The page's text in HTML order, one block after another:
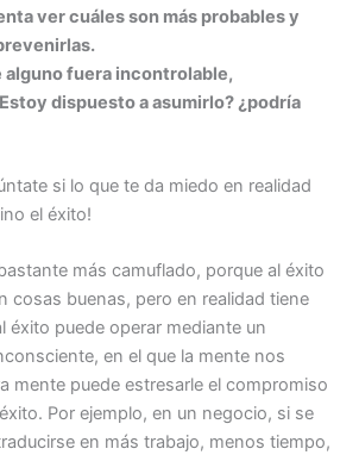
ver cuáles son más probables y
alguno fuera incontrolable,
dispuesto a asumirlo? ¿podría
si lo que te da miedo en realidad
el éxito!
más camuflado, porque al éxito
cosas buenas, pero en realidad tiene
éxito puede operar mediante un
en el que la mente nos
mente puede estresarle el compromiso
Por ejemplo, en un negocio, si se
en más trabajo, menos tiempo,